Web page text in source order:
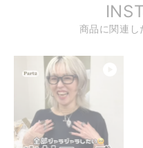
商品に関連し